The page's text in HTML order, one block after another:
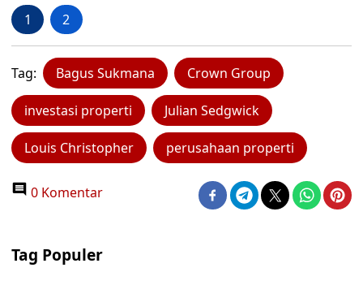
1 2
Tag: Bagus Sukmana Crown Group
investasi properti Julian Sedgwick
Louis Christopher perusahaan properti
0 Komentar
Tag Populer